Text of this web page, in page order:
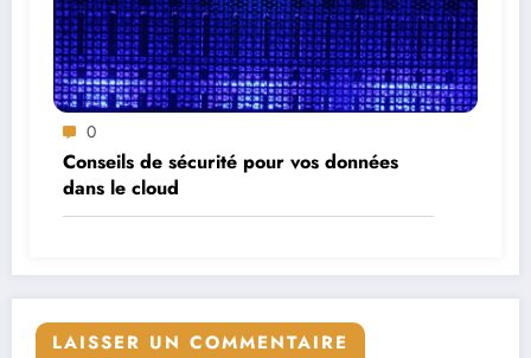
0
Conseils de sécurité pour vos données
dans le cloud
LAISSER UN COMMENTAIRE